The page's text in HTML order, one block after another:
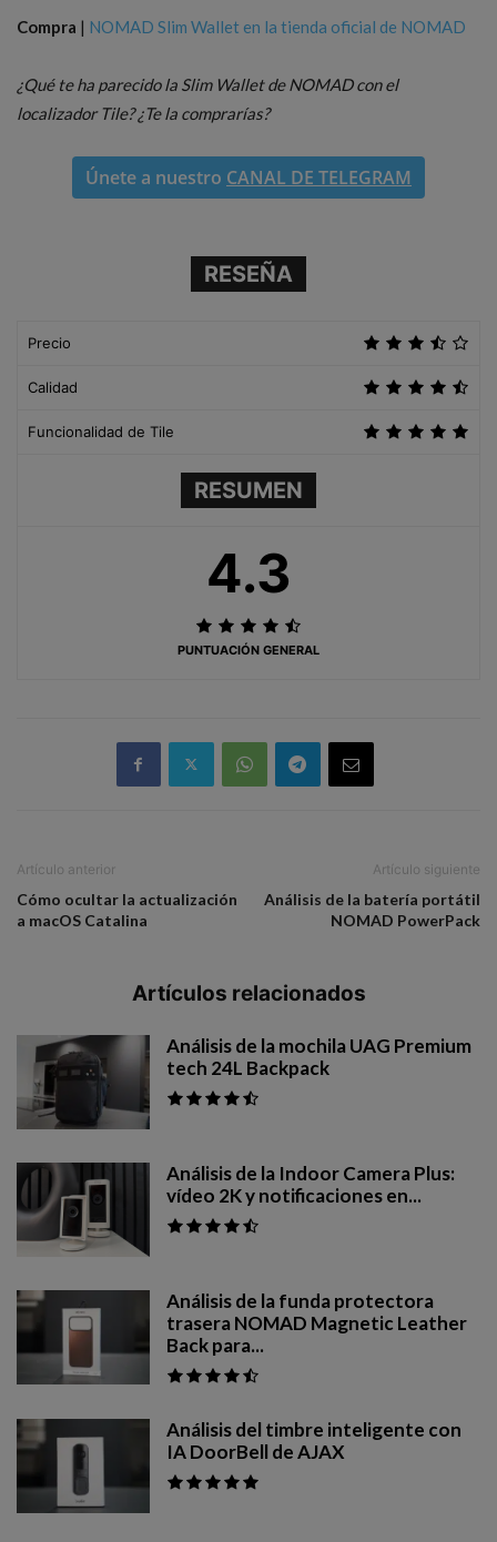
Compra | NOMAD Slim Wallet en la tienda oficial de NOMAD
¿Qué te ha parecido la Slim Wallet de NOMAD con el
localizador Tile? ¿Te la comprarías?
Únete a nuestro CANAL DE TELEGRAM
RESEÑA
Precio
Calidad
Funcionalidad de Tile
RESUMEN
4.3
PUNTUACIÓN GENERAL
Artículo anterior
Cómo ocultar la actualización
a macOS Catalina
Artículo siguiente
Análisis de la batería portátil
NOMAD PowerPack
Artículos relacionados
Análisis de la mochila UAG Premium
tech 24L Backpack
Análisis de la Indoor Camera Plus:
vídeo 2K y notificaciones en...
Análisis de la funda protectora
trasera NOMAD Magnetic Leather
Back para...
Análisis del timbre inteligente con
IA DoorBell de AJAX